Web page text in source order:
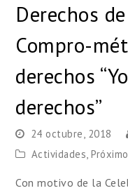
Derechos
Compro-
derechos
derechos”
24 octubre, 2018
Actividades,
Con motivo de la